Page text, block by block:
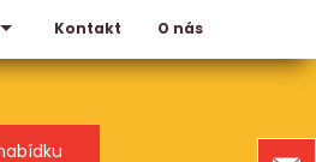
Kontakt O nás